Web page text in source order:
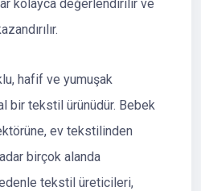
kolayca değerlendirilir ve
hafif ve yumuşak
bir tekstil ürünüdür. Bebek
ev tekstilinden
birçok alanda
tekstil üreticileri,